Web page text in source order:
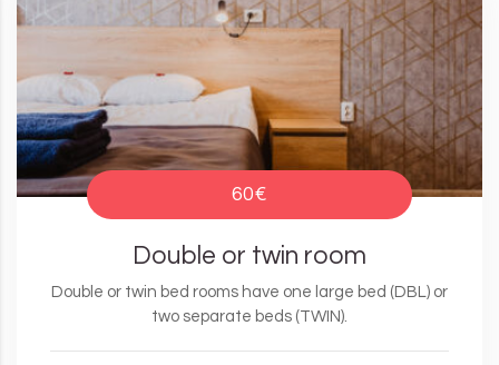
60€
Double or twin room
Double or twin bed rooms have one large bed (DBL) or
two separate beds (TWIN).